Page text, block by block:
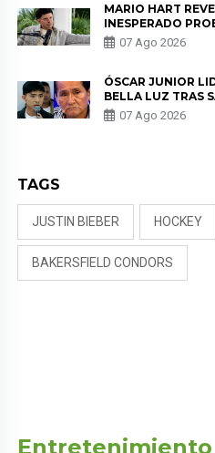
MARIO HART
INESPERADO
SALUD ANTES DE
KORINA: “ME
07 Ago 2026
ÓSCAR JUNIOR
BELLA LUZ TRAS
PADRE POR
NALDY SALDAÑA
07 Ago 2026
TAGS
JUSTIN BIEBER HOCKEY
BAKERSFIELD CONDORS
Entretenimiento